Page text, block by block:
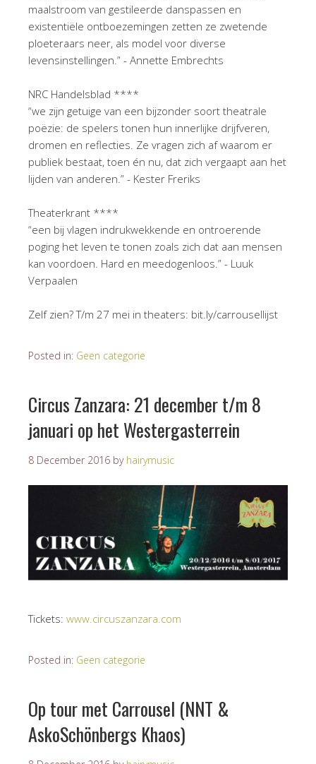
maalstroom van gestileerde danspassen en
existentiële ontboezemingen zetten ze zwetende
ploeteraars neer, als model voor diverse
levensinstellingen.” - Annette Embrechts
NRC Handelsblad ****
“we zijn getuige van een bijzonder soort theatrale
poëzie: de spelers tonen hun innerlijke drijfveren,
dromen en reflecties. Ze vragen zich af waarom er
publiek bestaat, toen én nu, dat zich vergaapt aan het
lijden van anderen.” - Kester Freriks
Theaterkrant ****
“een bij vlagen indrukwekkende en ontroerende
poging het leven te tonen zoals zich dat aan mensen
kan voordoen. Hard en meedogenloos.” - Luuk
Verpaalen
Zelf zien? T/m 27 mei in theaters: bit.ly/carrousellijst
Posted in: Geen categorie
Circus Zanzara: 21 december t/m 8
januari op het Westergasterrein
8 December 2016 by hairymusic
Tickets: www.circuszanzara.com
Posted in: Geen categorie
Op tour met Carrousel (NNT &
AskoSchönbergs Khaos)